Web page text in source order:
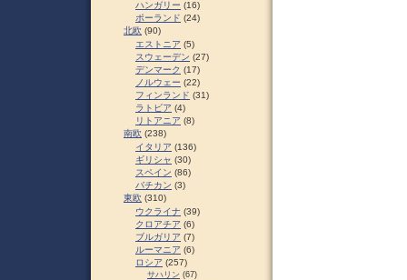
ハンガリー (16)
ポーランド (24)
北欧 (90)
エストニア (5)
スウェーデン (27)
デンマーク (17)
ノルウェー (22)
フィンランド (31)
ラトビア (4)
リトアニア (8)
南欧 (238)
イタリア (136)
ギリシャ (30)
スペイン (86)
バチカン (3)
東欧 (310)
ウクライナ (39)
クロアチア (6)
ブルガリア (7)
ルーマニア (6)
ロシア (257)
サハリン (67)